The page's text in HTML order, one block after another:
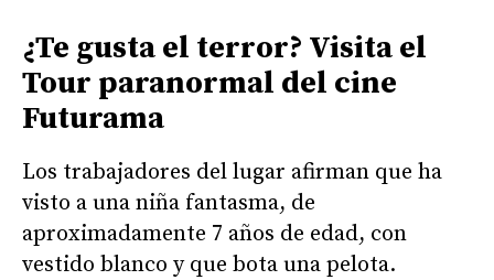
¿Te gusta el terror? Visita el
Tour paranormal del cine
Futurama
Los trabajadores del lugar afirman que ha
visto a una niña fantasma, de
aproximadamente 7 años de edad, con
vestido blanco y que bota una pelota.